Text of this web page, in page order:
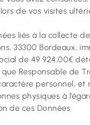
de vos visites
liés à la collecte
33300 Bordeaux,
de 49 924,00€
Responsable de
personnel, et
physiques à
de ces Données.